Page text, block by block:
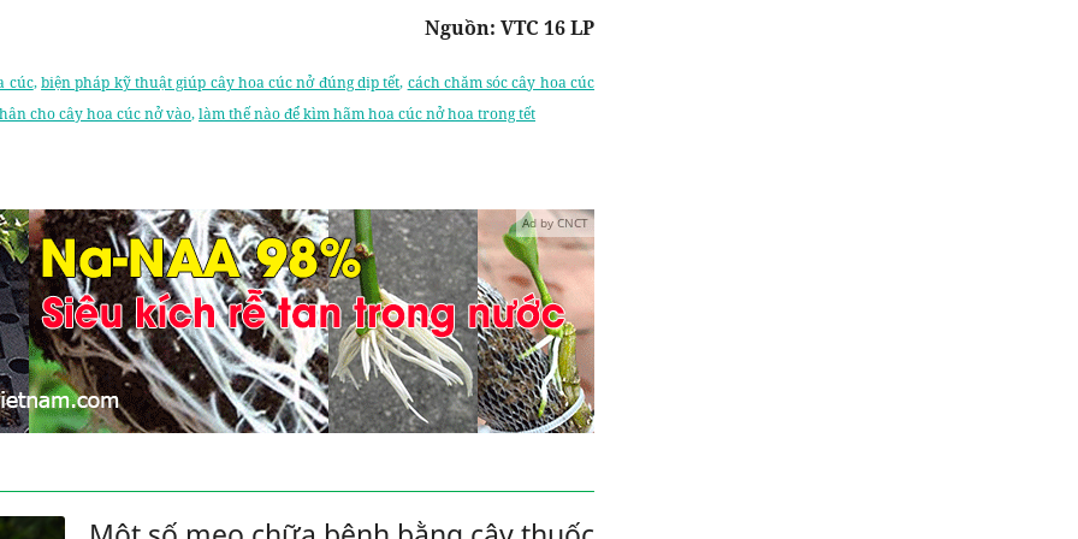
Nguồn: VTC 16 LP
cúc,biện pháp kỹ thuật giúp cây hoa cúc nở đúng dịp tết, cách chăm sóc cây hoa cúc
cho cây hoa cúc nở vào,làm thế nào để kìm hãm hoa cúc nở hoa trong tết
Ad by CNCT